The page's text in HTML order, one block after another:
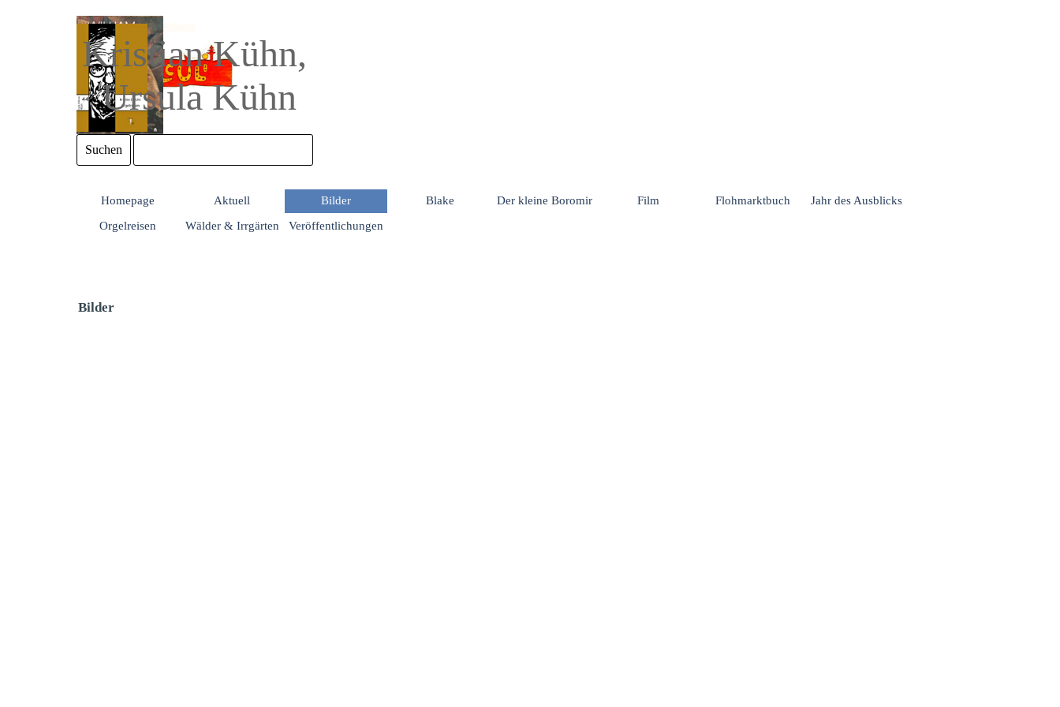
Kristian Kühn,
Ursula Kühn
Suchen
Menü überspringen
Homepage Aktuell Bilder Blake Der kleine Boromir Film Flohmarktbuch
Jahr des Ausblicks
Orgelreisen
Wälder & Irrgärten Veröffentlichungen
Bilder